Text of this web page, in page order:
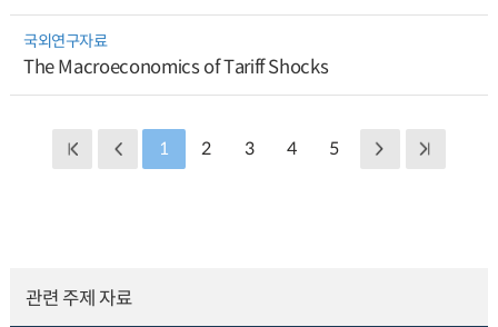
국외연구자료
The Macroeconomics of Tariff Shocks
1 2 3 4 5
관련 주제 자료